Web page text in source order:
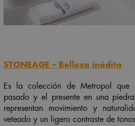
STONEAGE – Belleza inédita
Es la colección de Metropol que
pasado y el presente en una
representan movimiento y
veteado y un ligero contraste de